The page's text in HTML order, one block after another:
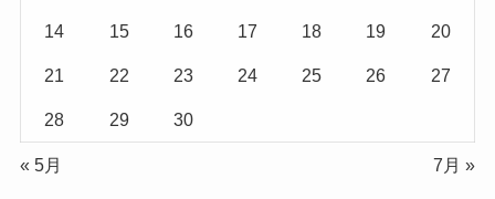
14 15 16 17 18 19 20
21 22 23 24 25 26 27
28 29 30
« 5月 7月 »